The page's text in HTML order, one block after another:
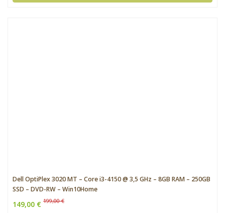
Dell OptiPlex 3020 MT – Core i3-4150 @ 3,5 GHz – 8GB RAM – 250GB
SSD – DVD-RW – Win10Home
149,00 € 199,00 €